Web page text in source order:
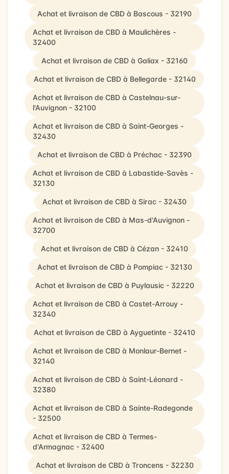
Achat et livraison de CBD à Bascous - 32190
Achat et livraison de CBD à Maulichères -
32400
Achat et livraison de CBD à Galiax - 32160
Achat et livraison de CBD à Bellegarde - 32140
Achat et livraison de CBD à Castelnau-sur-
l'Auvignon - 32100
Achat et livraison de CBD à Saint-Georges -
32430
Achat et livraison de CBD à Préchac - 32390
Achat et livraison de CBD à Labastide-Savès -
32130
Achat et livraison de CBD à Sirac - 32430
Achat et livraison de CBD à Mas-d'Auvignon -
32700
Achat et livraison de CBD à Cézan - 32410
Achat et livraison de CBD à Pompiac - 32130
Achat et livraison de CBD à Puylausic - 32220
Achat et livraison de CBD à Castet-Arrouy -
32340
Achat et livraison de CBD à Ayguetinte - 32410
Achat et livraison de CBD à Monlaur-Bernet -
32140
Achat et livraison de CBD à Saint-Léonard -
32380
Achat et livraison de CBD à Sainte-Radegonde
- 32500
Achat et livraison de CBD à Termes-
d'Armagnac - 32400
Achat et livraison de CBD à Troncens - 32230